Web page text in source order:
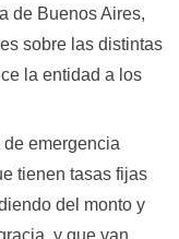
de Buenos Aires,
sobre las distintas
la entidad a los
emergencia
tienen tasas fijas
del monto y